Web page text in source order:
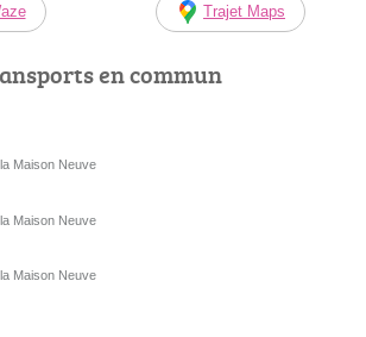
Trajet Maps
en commun
Maison Neuve
Maison Neuve
Maison Neuve